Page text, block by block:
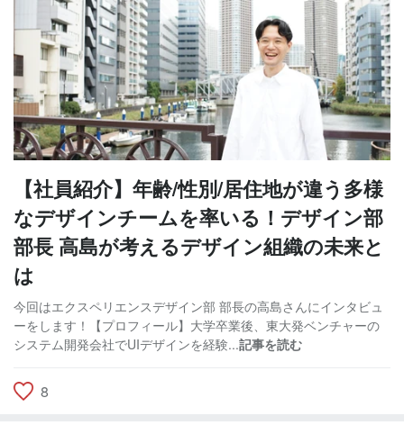
【社員紹介】年齢/性別/居住地が違う多様
なデザインチームを率いる！デザイン部
部長 高島が考えるデザイン組織の未来と
は
今回はエクスペリエンスデザイン部 部長の高島さんにインタビュ
ーをします！【プロフィール】大学卒業後、東大発ベンチャーの
システム開発会社でUIデザインを経験...記事を読む
8